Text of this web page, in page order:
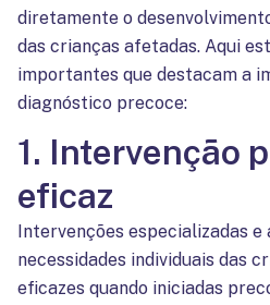
diretamente o
das crianças afetadas. Aqui
importantes que destacam a
diagnóstico precoce:
1. Intervenção
eficaz
Intervenções especializadas e
necessidades individuais das
eficazes quando iniciadas